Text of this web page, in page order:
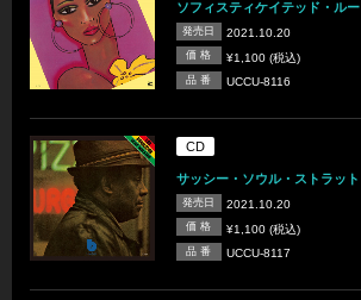
ソフィスティケイテッド・ルー
発売日 2021.10.20
価 格 ¥1,100 (税込)
品 番 UCCU-8116
CD
サッシー・ソウル・ストラット
発売日 2021.10.20
価 格 ¥1,100 (税込)
品 番 UCCU-8117